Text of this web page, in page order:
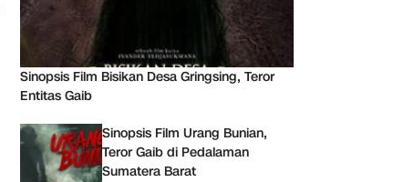
Sinopsis Film Bisikan Desa Gringsing, Teror
Entitas Gaib
Sinopsis Film Urang Bunian,
Teror Gaib di Pedalaman
Sumatera Barat